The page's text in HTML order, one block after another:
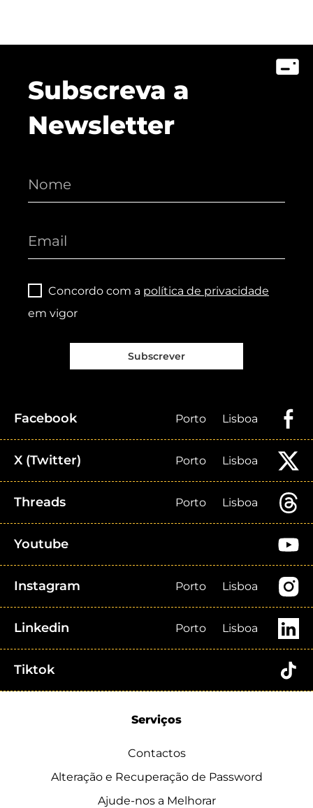
Subscreva a
Newsletter
Concordo com a política de privacidade
em vigor
Subscrever
Facebook Porto Lisboa
X (Twitter) Porto Lisboa
Threads Porto Lisboa
Youtube
Instagram Porto Lisboa
Linkedin Porto Lisboa
Tiktok
Serviços
Contactos
Alteração e Recuperação de Password
Ajude-nos a Melhorar